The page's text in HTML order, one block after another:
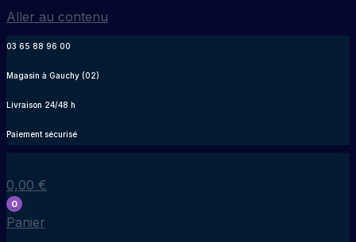
Aller au contenu
03 65 88 96 00
Magasin à Gauchy (02)
Livraison 24/48 h
Paiement sécurisé
0,00 €
0
Panier